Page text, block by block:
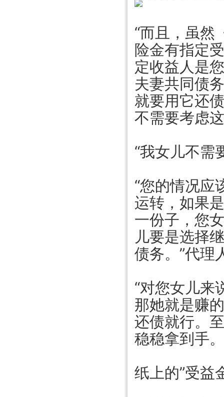
“而且，虽然
险金有指定
定收益人是
夫妻共同债
就要用它还
不需要考虑
“我女儿不需
“您的情况应
运转，如果
一份子，您
儿要是选择
债务。”代理
“对您女儿来
那她就是赚
还债就行。
稳稳拿到手
纸上的”受益